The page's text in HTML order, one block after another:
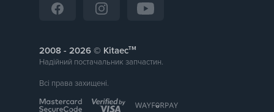
2008 - © Kitaecтм
Надійний постачальник запчастин.
Всі права захищені.